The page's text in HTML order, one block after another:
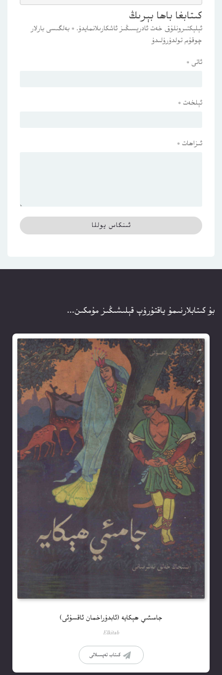
كىتابغا باھا بېرىڭ
ئېلېكتىرونلۇق خەت ئادرېسىڭىز ئاشكارىلانمايدۇ. * بەلگىسى بارلار
چوقۇم تولدۇرۇلىدۇ
ئاتى *
ئېلخەت *
ئىزاھات *
بۇ كىتابلارنىمۇ ياقتۇرۇپ قېلىشىڭىز مۇمكىن...
جامىئىي ھېكايە (ئابدۇراخمان ئاقسۇئى)
Elkitab
كىتاب تەپسىلاتى